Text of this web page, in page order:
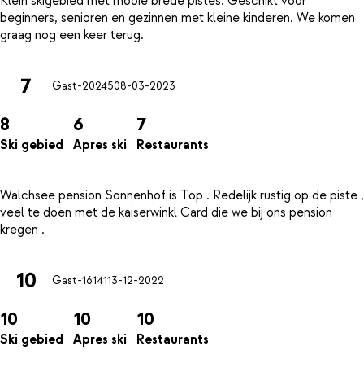
beginners, senioren en gezinnen met kleine kinderen. We komen
7 Gast-2024508-03-2023
8
Ski gebied
6
Apres ski
7
Restaurants
Walchsee pension Sonnenhof is Top . Redelijk rustig op de piste ,
veel te doen met de kaiserwinkl Card die we bij ons pension
10 Gast-1614113-12-2022
10
Ski gebied
10
Apres ski
10
Restaurants